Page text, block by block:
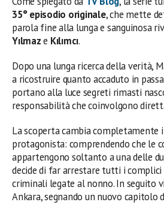
35° episodio originale, che mette
parola fine alla lunga e sanguinosa
Yılmaze Kılımcı.
Dopo una lunga ricerca della verità,
a ricostruire quanto accaduto in
portano alla luce segreti rimasti
responsabilità che coinvolgono
La scoperta cambia completamente
protagonista: comprendendo che le
appartengono soltanto a una delle
decide di far arrestare tutti i
criminali legate al nonno. In seguito
Ankara, segnando un nuovo capitolo